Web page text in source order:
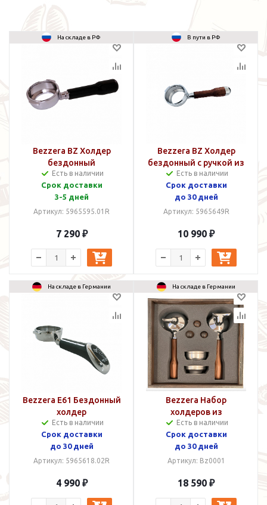
На складе в РФ
Bezzera BZ Холдер
бездонный
Есть в наличии
Срок доставки
3-5 дней
Артикул: 5965595.01R
7 290 ₽
В пути в РФ
Bezzera BZ Холдер
бездонный с ручкой из
дерева
Есть в наличии
Срок доставки
до 30 дней
Артикул: 5965649R
10 990 ₽
На складе в Германии
Bezzera E61 Бездонный
холдер
Есть в наличии
Срок доставки
до 30 дней
Артикул: 5965618.02R
4 990 ₽
На складе в Германии
Bezzera Набор
холдеров из
оливкового дерева
Есть в наличии
Срок доставки
до 30 дней
Артикул: Bz0001
18 590 ₽